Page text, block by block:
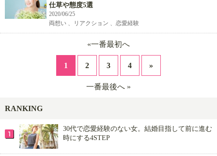
仕草や態度5選
2020/06/25
両想い 、リアクション 、恋愛経験
«一番最初へ
1 2 3 4 »
一番最後へ »
RANKING
30代で恋愛経験のない女。結婚目指して前に進む
時にする4STEP